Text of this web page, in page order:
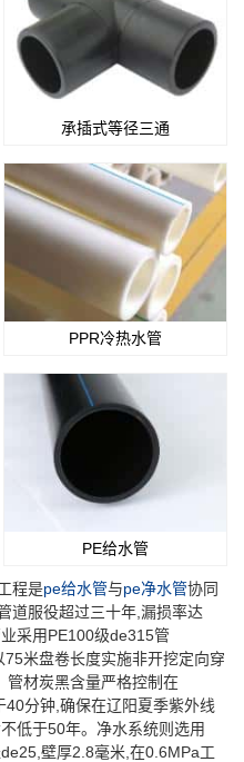
承插式等径三通
PPR冷热水管
PE给水管
程是pe给水管与pe净水管协同
道服役超过三十年,漏损率达
采用PE100级de315管
米盘卷长度实施非开挖定向穿
管材炭黑含量严格控制在
分钟,确保在辽阳夏季紫外线
低于50年。净水系统则选用
壁厚2.8毫米,在0.6MPa工